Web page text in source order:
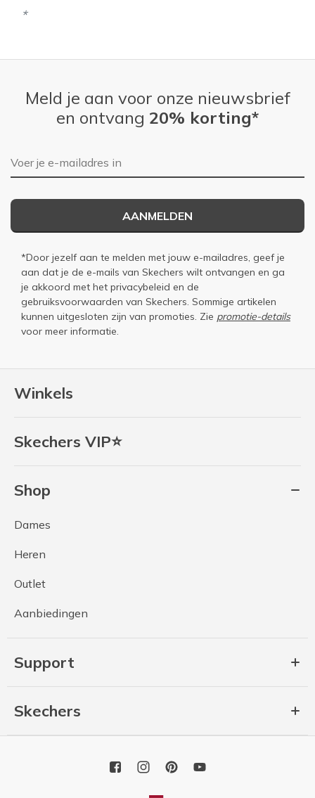
Winkels
Skechers VIP⭐
Shop
Dames
Heren
Outlet
Aanbiedingen
Support
Skechers
Meld je aan voor onze nieuwsbrief
en ontvang 20% korting*
E-mailadres
AANMELDEN
*Door jezelf aan te melden met jouw e-mailadres, geef je
aan dat je de e-mails van Skechers wilt ontvangen en ga
je akkoord met het privacybeleid en de
gebruiksvoorwaarden van Skechers. Sommige artikelen
kunnen uitgesloten zijn van promoties. Zie promotie-details
voor meer informatie.